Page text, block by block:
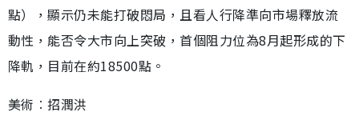
點），顯示仍未能打破悶局，且看人行降準向市場釋放流
動性，能否令大市向上突破，首個阻力位為8月起形成的下
降軌，目前在約18500點。
美術︰招潤洪